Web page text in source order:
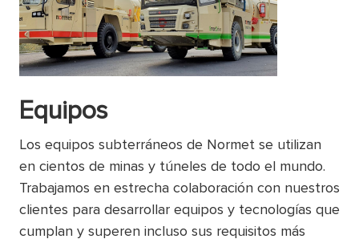
Equipos
Los equipos subterráneos de Normet se utilizan
en cientos de minas y túneles de todo el mundo.
Trabajamos en estrecha colaboración con nuestros
clientes para desarrollar equipos y tecnologías que
cumplan y superen incluso sus requisitos más